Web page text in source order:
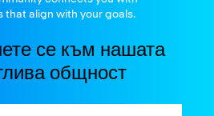
that align with your goals.
се към нашата
общност